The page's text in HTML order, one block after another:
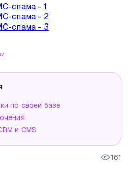
спама - 1
спама - 2
спама - 3
по своей базе
и CMS
161